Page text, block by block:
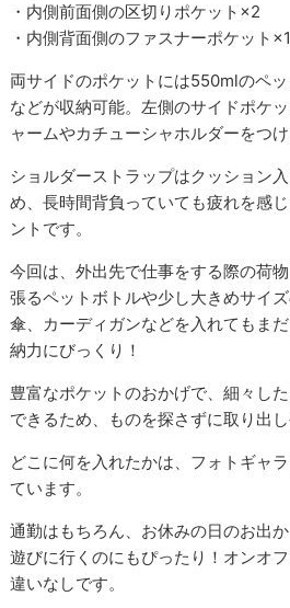
・内側前面側の区切りポケット×2
・内側背面側のファスナーポケット×1
両サイドのポケットには550mlのペ
などが収納可能。左側のサイドポケ
ャームやカチューシャホルダーをつ
ショルダーストラップはクッション
め、長時間背負っていても疲れを感
ントです。
今回は、外出先で仕事をする際の荷
張るペットボトルや少し大きめサイ
傘、カーディガンなどを入れてもま
納力にびっくり！
豊富なポケットのおかげで、細々し
できるため、ものを探さずに取り出
どこに何を入れたかは、フォトギャ
ています。
通勤はもちろん、お休みの日のお出
遊びに行くのにもぴったり！オンオ
違いなしです。